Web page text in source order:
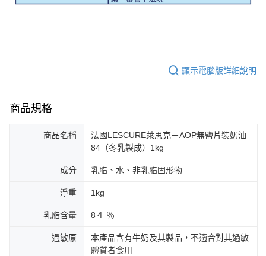
顯示電腦版詳細說明
商品規格
商品名稱
法國LESCURE萊思克－AOP無鹽片裝奶油
84（冬乳製成）1kg
成分 乳脂、水、非乳脂固形物
淨重 1kg
乳脂含量 8４ ％
過敏原
本產品含有牛奶及其製品，不適合對其過敏
體質者食用